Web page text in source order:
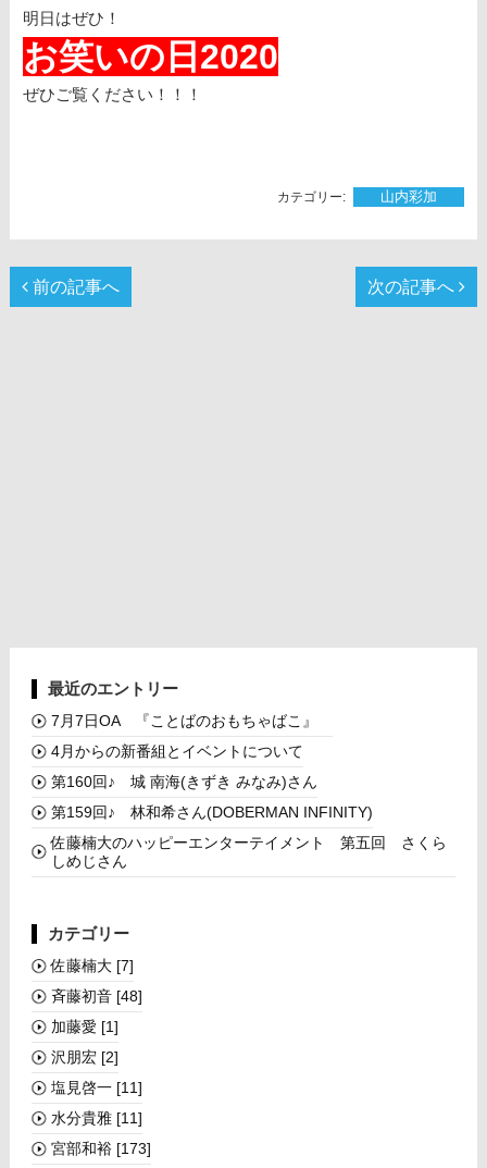
明日はぜひ！
お笑いの日2020
ぜひご覧ください！！！
山内彩加
前の記事へ 次の記事へ
最近のエントリー
7月7日OA 『ことばのおもちゃばこ』
4月からの新番組とイベントについて
第160回♪ 城 南海(きずき みなみ)さん
第159回♪ 林和希さん(DOBERMAN INFINITY)
佐藤楠大のハッピーエンターテイメント 第五回 さくら
しめじさん
カテゴリー
佐藤楠大 [7]
斉藤初音 [48]
加藤愛 [1]
沢朋宏 [2]
塩見啓一 [11]
水分貴雅 [11]
宮部和裕 [173]